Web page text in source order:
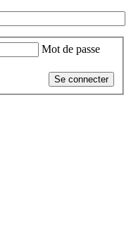
Mot de passe
Se connecter